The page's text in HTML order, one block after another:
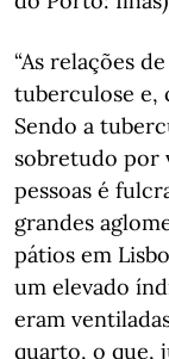
“As relações
tuberculose e,
Sendo a
sobretudo por
pessoas é
grandes
pátios em
um elevado
eram
quarto, o que,